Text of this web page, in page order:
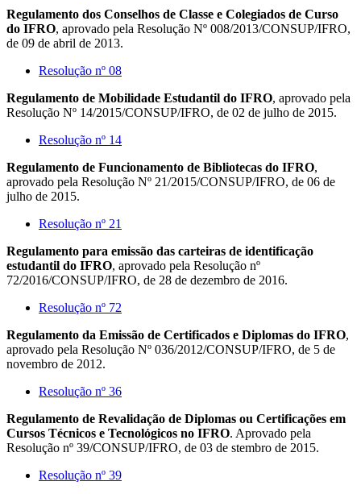
Regulamento dos Conselhos de Classe e Colegiados de Curso
do IFRO, aprovado pela Resolução Nº 008/2013/CONSUP/IFRO,
de 09 de abril de 2013.
Resolução nº 08
Regulamento de Mobilidade Estudantil do IFRO, aprovado pela
Resolução Nº 14/2015/CONSUP/IFRO, de 02 de julho de 2015.
Resolução nº 14
Regulamento de Funcionamento de Bibliotecas do IFRO,
aprovado pela Resolução Nº 21/2015/CONSUP/IFRO, de 06 de
julho de 2015.
Resolução nº 21
Regulamento para emissão das carteiras de identificação
estudantil do IFRO, aprovado pela Resolução nº
72/2016/CONSUP/IFRO, de 28 de dezembro de 2016.
Resolução nº 72
Regulamento da Emissão de Certificados e Diplomas do IFRO,
aprovado pela Resolução Nº 036/2012/CONSUP/IFRO, de 5 de
novembro de 2012.
Resolução nº 36
Regulamento de Revalidação de Diplomas ou Certificações em
Cursos Técnicos e Tecnológicos no IFRO. Aprovado pela
Resolução nº 39/CONSUP/IFRO, de 03 de stembro de 2015.
Resolução nº 39